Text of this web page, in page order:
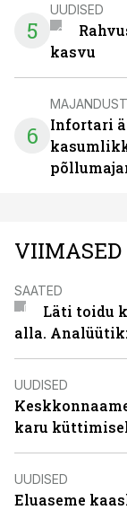
5
UUDISED
kasvu
6
Infortari
VIIMASED
SAATED
Läti toidu
alla.
UUDISED
karu
UUDISED
Eluaseme